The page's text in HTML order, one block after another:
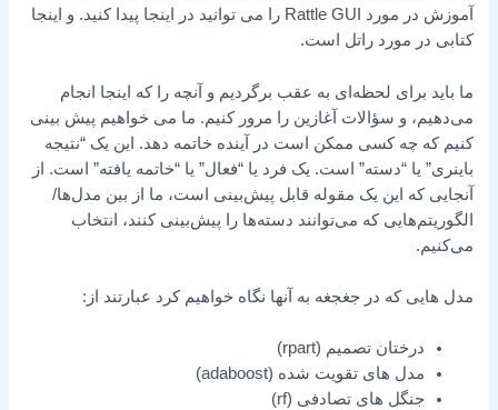
آموزش در مورد Rattle GUI را می توانید در اینجا پیدا کنید. و اینجا
کتابی در مورد راتل است.
ما باید برای لحظه‌ای به عقب برگردیم و آنچه را که اینجا انجام
می‌دهیم، و سؤالات آغازین را مرور کنیم. ما می خواهیم پیش بینی
کنیم که چه کسی ممکن است در آینده خاتمه دهد. این یک “نتیجه
باینری” یا “دسته” است. یک فرد یا “فعال” یا “خاتمه یافته” است. از
آنجایی که این یک مقوله قابل پیش‌بینی است، ما از بین مدل‌ها/
الگوریتم‌هایی که می‌توانند دسته‌ها را پیش‌بینی کنند، انتخاب
می‌کنیم.
مدل هایی که در جغجغه به آنها نگاه خواهیم کرد عبارتند از:
درختان تصمیم (rpart)
مدل های تقویت شده (adaboost)
جنگل های تصادفی (rf)